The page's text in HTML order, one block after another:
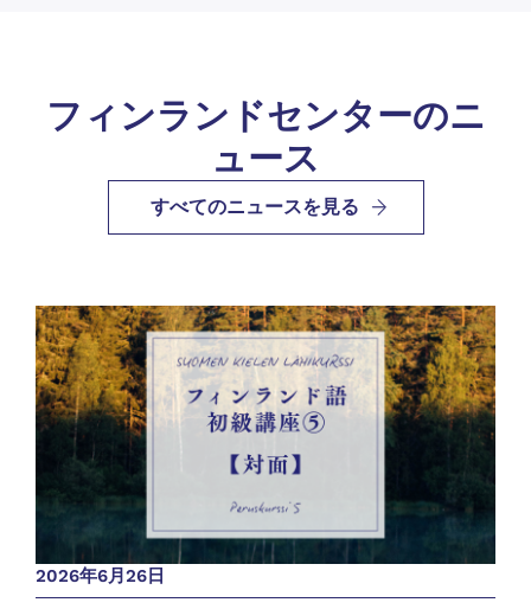
フィンランドセンターのニ
ュース
すべてのニュースを見る
2026年6月26日